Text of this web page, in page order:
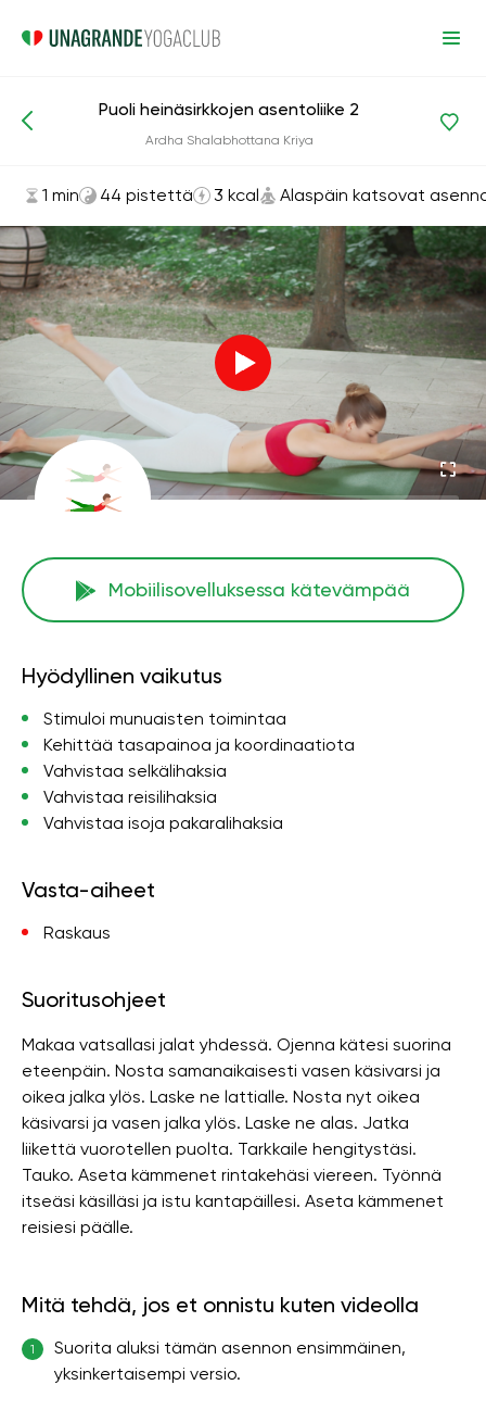
Asanat ja harjoitukset Alaspäin katsovat asennot
Puoli heinäsirkkojen asentoliike 2
Ardha Shalabhottana Kriya
1 min 44 pistettä 3 kcal Alaspäin katsovat
Mobiilisovelluksessa kätevämpää
Hyödyllinen vaikutus
Stimuloi munuaisten toimintaa
Kehittää tasapainoa ja koordinaatiota
Vahvistaa selkälihaksia
Vahvistaa reisilihaksia
Vahvistaa isoja pakaralihaksia
Vasta-aiheet
Raskaus
Suoritusohjeet
Makaa vatsallasi jalat yhdessä. Ojenna kätesi suorina
eteenpäin. Nosta samanaikaisesti vasen käsivarsi ja
oikea jalka ylös. Laske ne lattialle. Nosta nyt oikea
käsivarsi ja vasen jalka ylös. Laske ne alas. Jatka
liikettä vuorotellen puolta. Tarkkaile hengitystäsi.
Tauko. Aseta kämmenet rintakehäsi viereen. Työnnä
itseäsi käsilläsi ja istu kantapäillesi. Aseta kämmenet
reisiesi päälle.
Mitä tehdä, jos et onnistu kuten videolla
1
Suorita aluksi tämän asennon ensimmäinen,
yksinkertaisempi versio.